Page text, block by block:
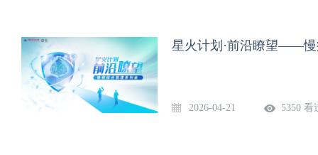
学院附属鼓楼医院消化内科
星火计划·前沿瞭望——慢
2026-04-21 5350 看